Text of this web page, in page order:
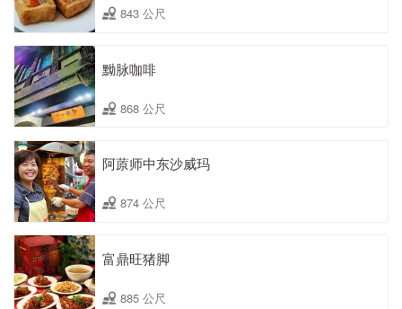
843 公尺
黝脉咖啡
868 公尺
阿蒝师中东沙威玛
874 公尺
富鼎旺猪脚
885 公尺